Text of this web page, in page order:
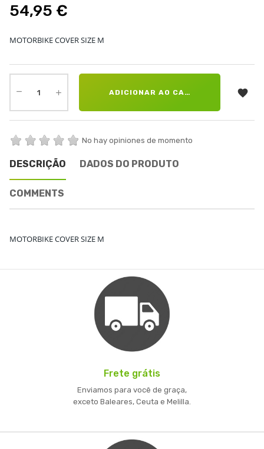
54,95 €
MOTORBIKE COVER SIZE M
ADICIONAR AO CARRINHO 
No hay opiniones de momento
DESCRIÇÃO DADOS DO PRODUTO
COMMENTS
MOTORBIKE COVER SIZE M
Frete grátis
Enviamos para você de graça,
exceto Baleares, Ceuta e Melilla.